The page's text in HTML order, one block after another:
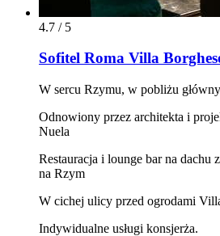
4.7 / 5
Sofitel Roma Villa
W sercu Rzymu, w pobliżu
Odnowiony przez architekta i
Nuela
Restauracja i lounge bar na
na Rzym
W cichej ulicy przed ogrodami
Indywidualne usługi konsjerża.